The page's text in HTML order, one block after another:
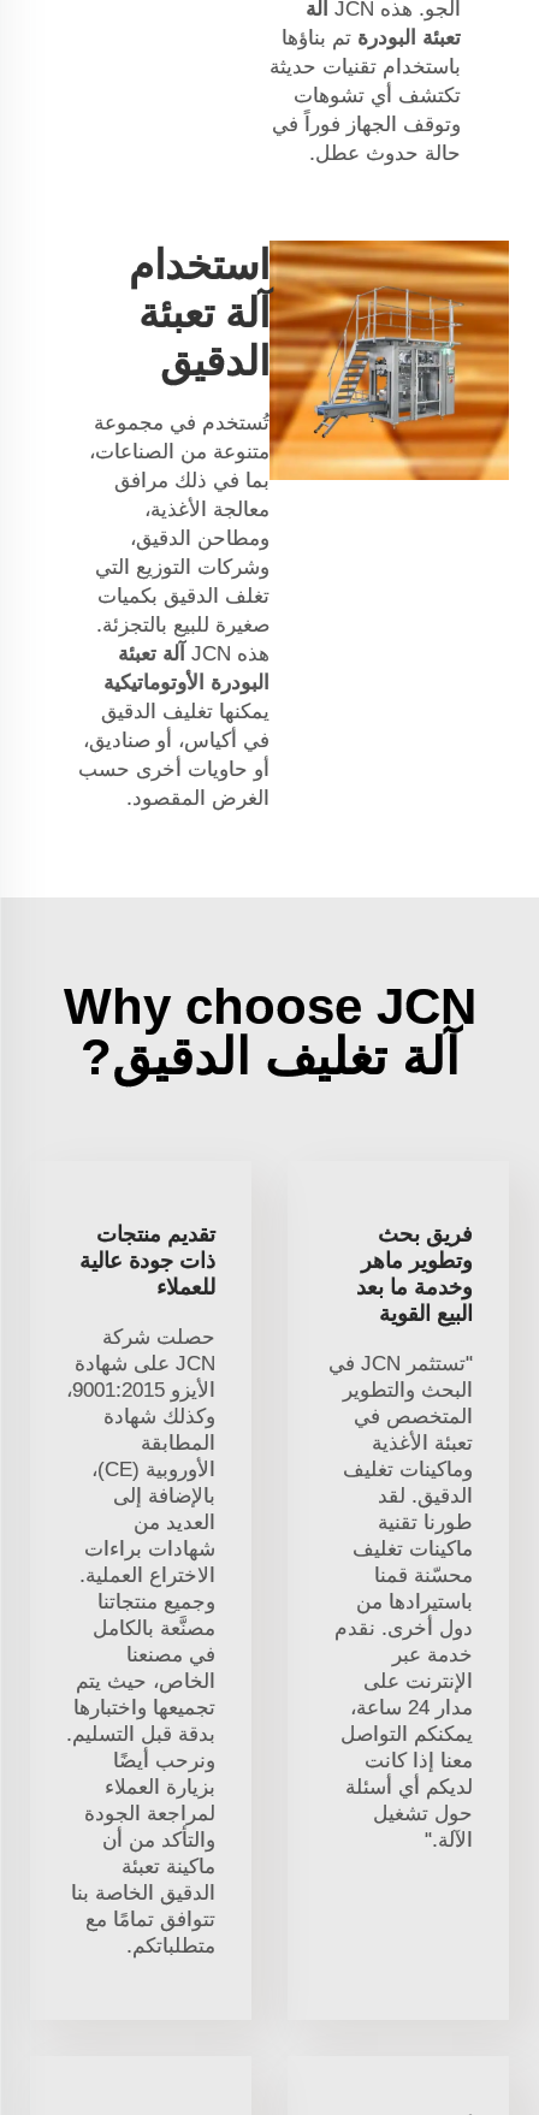
الجو. هذه JCN
آلة
تعبئة البودرة تم بناؤها
باستخدام تقنيات حديثة
تكتشف أي تشوهات
وتوقف الجهاز فوراً في
حالة حدوث عطل.
استخدام
آلة تعبئة
الدقيق
تُستخدم في مجموعة
متنوعة من الصناعات،
بما في ذلك مرافق
معالجة الأغذية،
ومطاحن الدقيق،
وشركات التوزيع التي
تغلف الدقيق بكميات
صغيرة للبيع بالتجزئة.
هذه JCN
آلة تعبئة
البودرة الأوتوماتيكية
يمكنها تغليف الدقيق
في أكياس، أو صناديق،
أو حاويات أخرى حسب
الغرض المقصود.
Why choose JCN
آلة تغليف الدقيق?
فريق بحث
وتطوير ماهر
وخدمة ما بعد
البيع القوية
"تستثمر JCN في
البحث والتطوير
المتخصص في
تعبئة الأغذية
وماكينات تغليف
الدقيق. لقد
طورنا تقنية
ماكينات تغليف
محسّنة قمنا
باستيرادها من
دول أخرى. نقدم
خدمة عبر
الإنترنت على
مدار 24 ساعة،
يمكنكم التواصل
معنا إذا كانت
لديكم أي أسئلة
حول تشغيل
الآلة."
تقديم منتجات
ذات جودة عالية
للعملاء
حصلت شركة
JCN على شهادة
الأيزو 9001:2015،
وكذلك شهادة
المطابقة
الأوروبية (CE)،
بالإضافة إلى
العديد من
شهادات براءات
الاختراع العملية.
وجميع منتجاتنا
مصنَّعة بالكامل
في مصنعنا
الخاص، حيث يتم
تجميعها واختبارها
بدقة قبل التسليم.
ونرحب أيضًا
بزيارة العملاء
لمراجعة الجودة
والتأكد من أن
ماكينة تعبئة
الدقيق الخاصة بنا
تتوافق تمامًا مع
متطلباتكم.